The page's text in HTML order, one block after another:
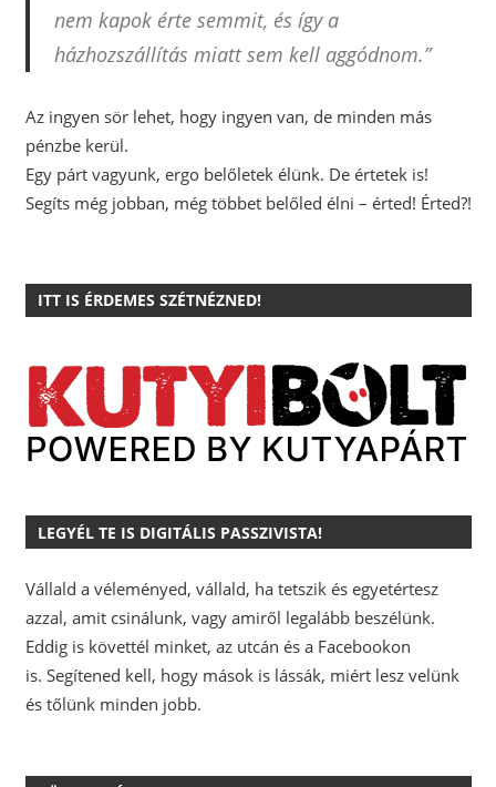
nem kapok érte semmit, és így a
házhozszállítás miatt sem kell aggódnom.”
Az ingyen sör lehet, hogy ingyen van, de minden más
pénzbe kerül.
Egy párt vagyunk, ergo belőletek élünk. De értetek is!
Segíts még jobban, még többet belőled élni – érted! Érted?!
ITT IS ÉRDEMES SZÉTNÉZNED!
LEGYÉL TE IS DIGITÁLIS PASSZIVISTA!
Vállald a véleményed, vállald, ha tetszik és egyetértesz
azzal, amit csinálunk, vagy amiről legalább beszélünk.
Eddig is követtél minket, az utcán és a Facebookon
is. Segítened kell, hogy mások is lássák, miért lesz velünk
és tőlünk minden jobb.